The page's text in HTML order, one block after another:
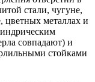
стали, чугуне,
цветных металлах и
совпадают) и
стойками